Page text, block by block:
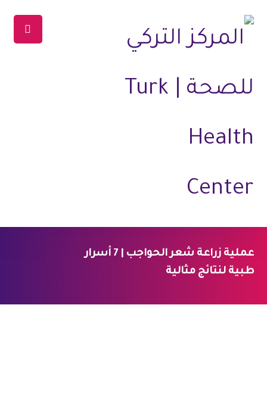
الرئيسية المدونة العلاجات علاج الشعر
عملية زراعة شعر الحواجب | 7 أسرار
طبية لنتائج مثالية